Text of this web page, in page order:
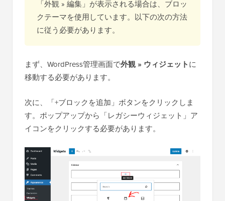
「外観 » 編集」が表示される場合は、ブロッ
クテーマを使用しています。以下の次の方法
に従う必要があります。
まず、WordPress管理画面で外観 » ウィジェットに
移動する必要があります。
次に、「+ブロックを追加」ボタンをクリックしま
す。ポップアップから「レガシーウィジェット」ア
イコンをクリックする必要があります。